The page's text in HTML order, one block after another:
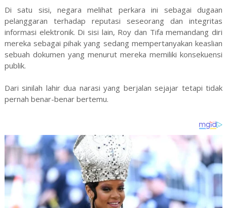
Di satu sisi, negara melihat perkara ini sebagai dugaan
pelanggaran terhadap reputasi seseorang dan integritas
informasi elektronik. Di sisi lain, Roy dan Tifa memandang diri
mereka sebagai pihak yang sedang mempertanyakan keaslian
sebuah dokumen yang menurut mereka memiliki konsekuensi
publik.
Dari sinilah lahir dua narasi yang berjalan sejajar tetapi tidak
pernah benar-benar bertemu.